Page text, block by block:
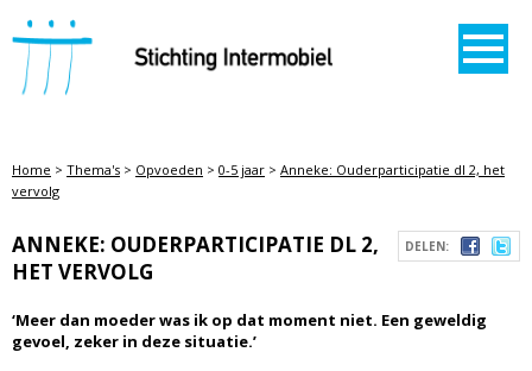
STICHTING INTERMOBIEL
Home > Thema's > Opvoeden > 0-5 jaar > Anneke: Ouderparticipatie dl 2, het
vervolg
DELEN:
ANNEKE: OUDERPARTICIPATIE DL 2,
HET VERVOLG
‘Meer dan moeder was ik op dat moment niet. Een geweldig
gevoel, zeker in deze situatie.’